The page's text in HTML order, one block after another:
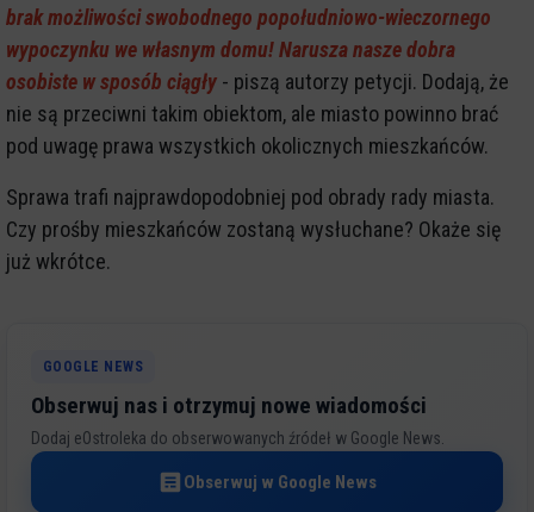
brak możliwości swobodnego popołudniowo-wieczornego
wypoczynku we własnym domu! Narusza nasze dobra
osobiste w sposób ciągły - piszą autorzy petycji. Dodają, że
nie są przeciwni takim obiektom, ale miasto powinno brać
pod uwagę prawa wszystkich okolicznych mieszkańców.
Sprawa trafi najprawdopodobniej pod obrady rady miasta.
Czy prośby mieszkańców zostaną wysłuchane? Okaże się
już wkrótce.
GOOGLE NEWS
Obserwuj nas i otrzymuj nowe wiadomości
Dodaj eOstroleka do obserwowanych źródeł w Google News.
Obserwuj w Google News